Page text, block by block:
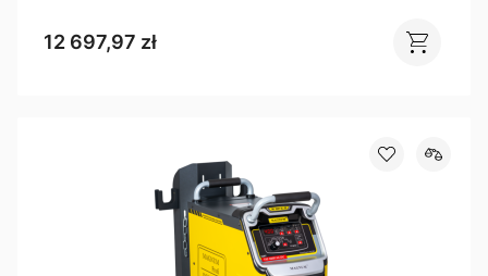
12 697,97 zł